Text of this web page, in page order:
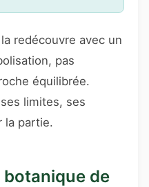
redécouvre avec un
pas
équilibrée.
limites, ses
la partie.
botanique de